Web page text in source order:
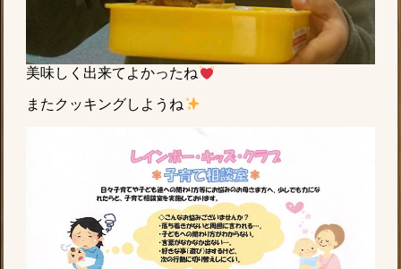
美味しく出来てよかったね
またクッキングしようね